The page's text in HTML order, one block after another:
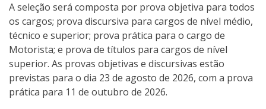
A seleção será composta por prova objetiva para todos
os cargos; prova discursiva para cargos de nível médio,
técnico e superior; prova prática para o cargo de
Motorista; e prova de títulos para cargos de nível
superior. As provas objetivas e discursivas estão
previstas para o dia 23 de agosto de 2026, com a prova
prática para 11 de outubro de 2026.